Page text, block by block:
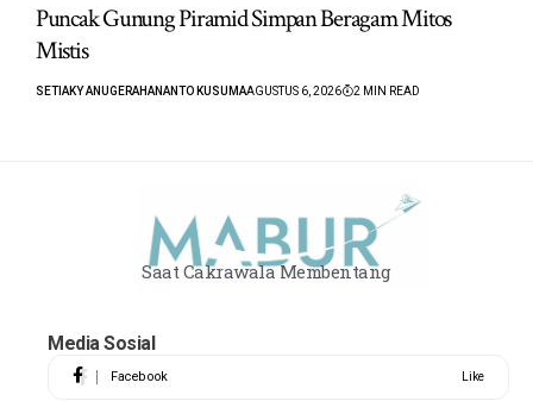
Puncak Gunung Piramid Simpan Beragam Mitos
Mistis
SETIAKY ANUGERAHANANTO KUSUMAAGUSTUS 6, 2026 2 MIN READ
Saat Cakrawala Membentang
Media Sosial
Facebook Like